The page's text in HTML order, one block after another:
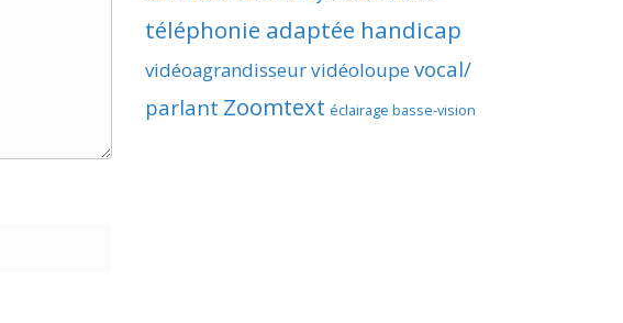
téléphonie adaptée handicap
vidéoagrandisseurvidéoloupevocal/
parlant Zoomtext éclairage basse-vision